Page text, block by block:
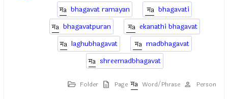
bhagavat ramayan
bhagavati
bhagavatpuran
ekanathi bhagavat
laghubhagavat
madbhagavat
shreemadbhagavat
Folder Page Word/Phrase Person